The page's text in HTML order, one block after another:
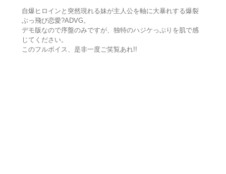
自爆ヒロインと突然現れる妹が主人公を軸に大暴れする爆裂
ぶっ飛び恋愛?ADVG。
デモ版なので序盤のみですが、独特のハジケっぷりを肌で感
じてください。
このフルボイス、是非一度ご笑覧あれ!!